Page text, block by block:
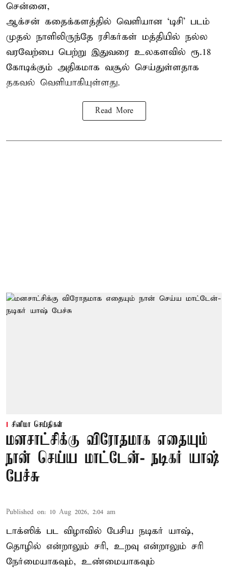
சென்னை,
ஆக்சன் கதைக்களத்தில் வெளியான ‘டிசி’ படம்
முதல் நாளிலிருந்தே ரசிகர்கள் மத்தியில் நல்ல
வரவேற்பை பெற்று இதுவரை உலகளவில் ரூ.18
கோடிக்கும் அதிகமாக வசூல் செய்துள்ளதாக
தகவல் வெளியாகியுள்ளது.
Read More
சினிமா செய்திகள்
மனசாட்சிக்கு விரோதமாக எதையும்
நான் செய்ய மாட்டேன்- நடிகர் யாஷ்
பேச்சு
Published on: 10 Aug 2026, 2:04 am
டாக்ஸிக் பட விழாவில் பேசிய நடிகர் யாஷ்,
தொழில் என்றாலும் சரி, உறவு என்றாலும் சரி
நேர்மையாகவும், உண்மையாகவும்